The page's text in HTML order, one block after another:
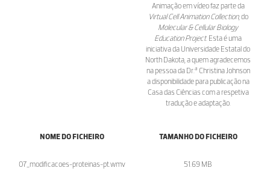
Animação em vídeo faz parte da
Virtual Cell Animation Collection, do
Molecular & Cellular Biology
Education Project. Esta é uma
iniciativa da Universidade Estatal do
North Dakota, a quem agradecemos
na pessoa da Dr.a Christina Johnson
a disponibilidade para publicação na
Casa das Ciências com a respetiva
tradução e adaptação.
NOME DO FICHEIRO
07_modificacoes-proteinas-pt.wmv
TAMANHO DO FICHEIRO
51.69 MB